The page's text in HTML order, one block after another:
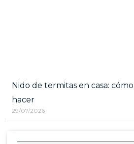
Nido de termitas en casa:
hacer
29/07/2026